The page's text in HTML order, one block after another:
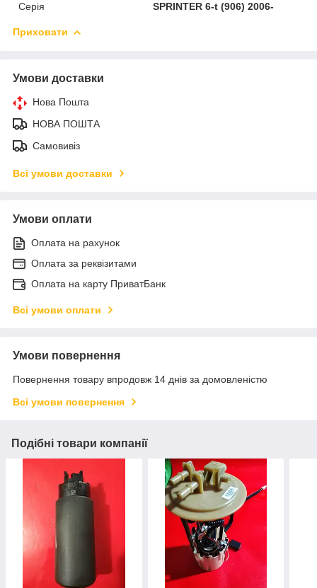
Серія
SPRINTER 6-t (906) 2006-
Приховати
Умови доставки
Нова Пошта
НОВА ПОШТА
Самовивіз
Всі умови доставки
Умови оплати
Оплата на рахунок
Оплата за реквізитами
Оплата на карту ПриватБанк
Всі умови оплати
Умови повернення
Повернення товару впродовж 14 днів за домовленістю
Всі умови повернення
Подібні товари компанії